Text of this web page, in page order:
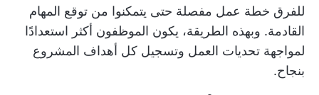
للفرق خطة عمل مفصلة حتى يتمكنوا من توقع المهام
القادمة. وبهذه الطريقة، يكون الموظفون أكثر استعدادًا
لمواجهة تحديات العمل وتسجيل كل أهداف المشروع
بنجاح.